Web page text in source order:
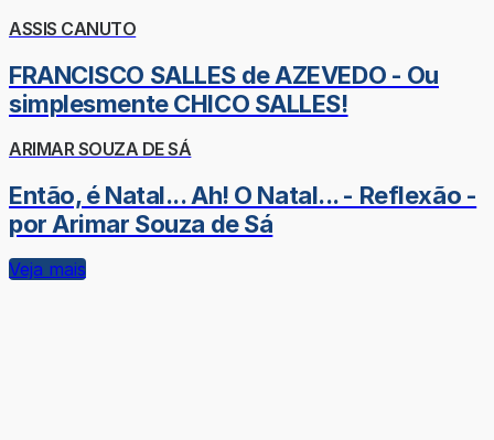
ASSIS CANUTO
FRANCISCO SALLES de AZEVEDO - Ou
simplesmente CHICO SALLES!
ARIMAR SOUZA DE SÁ
Então, é Natal... Ah! O Natal... - Reflexão -
por Arimar Souza de Sá
Veja mais